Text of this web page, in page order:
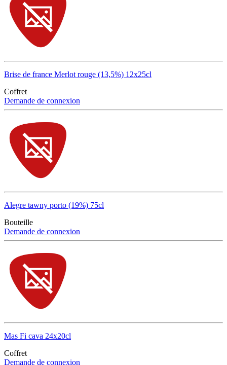
Brise de france Merlot rouge (13,5%) 12x25cl
Coffret
Demande de connexion
Alegre tawny porto (19%) 75cl
Bouteille
Demande de connexion
Mas Fi cava 24x20cl
Coffret
Demande de connexion